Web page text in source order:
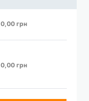
0,00 грн
0,00 грн